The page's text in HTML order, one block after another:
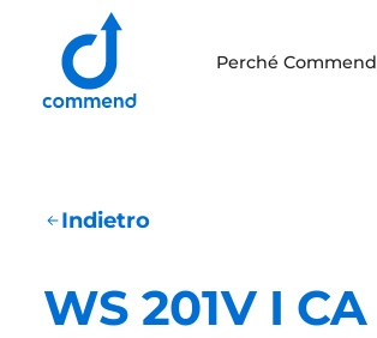
Scroll to content
Perché Commend
Indietro
WS 201V I CA